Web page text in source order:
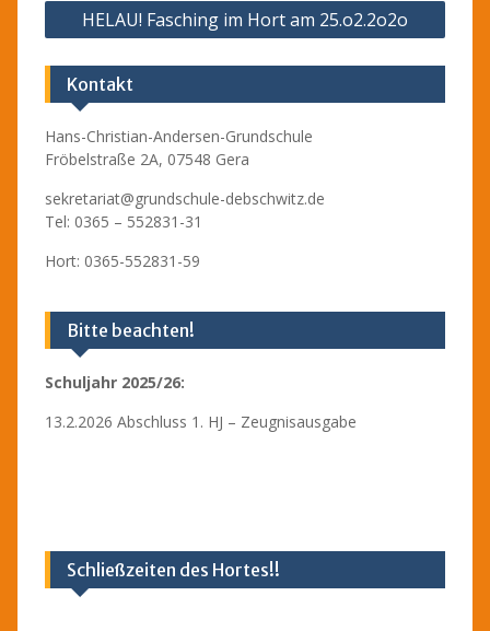
HELAU! Fasching im Hort am 25.o2.2o2o
Kontakt
Hans-Christian-Andersen-Grundschule
Fröbelstraße 2A, 07548 Gera
sekretariat@grundschule-debschwitz.de
Tel: 0365 – 552831-31
Hort: 0365-552831-59
Bitte beachten!
Schuljahr 2025/26:
13.2.2026 Abschluss 1. HJ – Zeugnisausgabe
Schließzeiten des Hortes!!